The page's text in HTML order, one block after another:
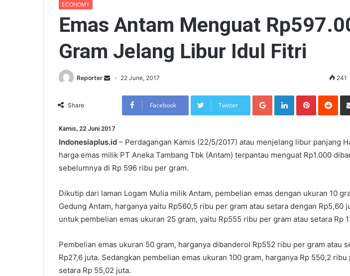
ECONOMY
Emas Antam Menguat
Gram Jelang Libur Idul Fitri
Reporter 22 June, 2017 241
Share Facebook Twitter
Google+LinkedInPinterest
Kamis, 22 Juni 2017
Indonesiaplus.id – Perdagangan Kamis (22/5/2017) atau menjelang libur panjang
harga emas milik PT Aneka Tambang Tbk (Antam) terpantau menguat Rp1.000
sebelumnya di Rp 596 ribu per gram.
Dikutip dari laman Logam Mulia milik Antam, pembelian emas dengan ukuran 10
Gedung Antam, harganya yaitu Rp560,5 ribu per gram atau setara dengan Rp5,60
untuk pembelian emas ukuran 25 gram, yaitu Rp555 ribu per gram atau setara Rp
Pembelian emas ukuran 50 gram, harganya dibanderol Rp552 ribu per gram atau
Rp27,6 juta. Sedangkan pembelian emas ukuran 100 gram, harganya Rp 550,2 ribu
setara Rp 55,02 juta.